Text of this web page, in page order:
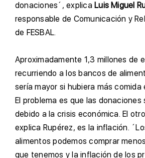
donaciones´, explicaLuis Miguel
responsable de Comunicación y
de FESBAL.
Aproximadamente 1,3 millones de
recurriendo a los bancos de
sería mayor si hubiera más comida
El problema es que las donaciones
debido a la crisis económica. El
explica Rupérez, es la inflación.
alimentos podemos comprar
que tenemos y la inflación de los